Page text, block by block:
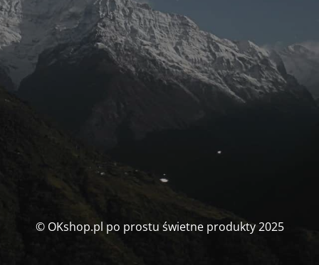
© OKshop.pl po prostu świetne produkty 2025